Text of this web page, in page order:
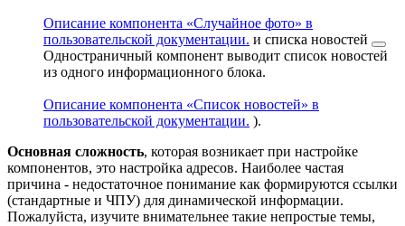
Описание компонента «Случайное фото» в
пользовательской документации. и списка новостей
Одностраничный компонент выводит список новостей
из одного информационного блока.
Описание компонента «Список новостей» в
пользовательской документации. ).
Основная сложность, которая возникает при настройке
компонентов, это настройка адресов. Наиболее частая
причина - недостаточное понимание как формируются ссылки
(стандартные и ЧПУ) для динамической информации.
Пожалуйста, изучите внимательнее такие непростые темы,